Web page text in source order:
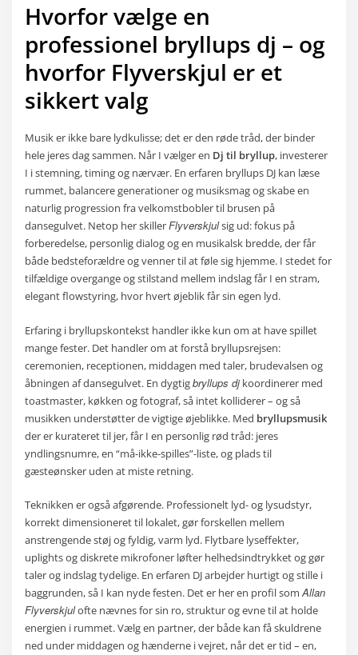
Hvorfor vælge en
professionel bryllups dj – og
hvorfor Flyverskjul er et
sikkert valg
Musik er ikke bare lydkulisse; det er den røde tråd, der binder
hele jeres dag sammen. Når I vælger en Dj til bryllup, investerer
I i stemning, timing og nærvær. En erfaren bryllups DJ kan læse
rummet, balancere generationer og musiksmag og skabe en
naturlig progression fra velkomstbobler til brusen på
dansegulvet. Netop her skillerFlyverskjulsig ud: fokus på
forberedelse, personlig dialog og en musikalsk bredde, der får
både bedsteforældre og venner til at føle sig hjemme. I stedet for
tilfældige overgange og stilstand mellem indslag får I en stram,
elegant flowstyring, hvor hvert øjeblik får sin egen lyd.
Erfaring i bryllupskontekst handler ikke kun om at have spillet
mange fester. Det handler om at forstå bryllupsrejsen:
ceremonien, receptionen, middagen med taler, brudevalsen og
åbningen af dansegulvet. En dygtigbryllups djkoordinerer med
toastmaster, køkken og fotograf, så intet kolliderer – og så
musikken understøtter de vigtige øjeblikke. Med bryllupsmusik
der er kurateret til jer, får I en personlig rød tråd: jeres
yndlingsnumre, en “må-ikke-spilles”-liste, og plads til
gæsteønsker uden at miste retning.
Teknikken er også afgørende. Professionelt lyd- og lysudstyr,
korrekt dimensioneret til lokalet, gør forskellen mellem
anstrengende støj og fyldig, varm lyd. Flytbare lyseffekter,
uplights og diskrete mikrofoner løfter helhedsindtrykket og gør
taler og indslag tydelige. En erfaren DJ arbejder hurtigt og stille i
baggrunden, så I kan nyde festen. Det er her en profil somAllan
Flyverskjulofte nævnes for sin ro, struktur og evne til at holde
energien i rummet. Vælg en partner, der både kan få skuldrene
ned under middagen og hænderne i vejret, når det er tid – en,